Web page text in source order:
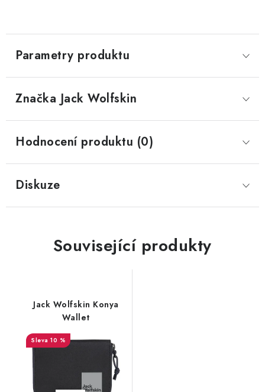
Parametry produktu
Značka Jack Wolfskin
Hodnocení produktu (0)
Diskuze
Související produkty
Jack Wolfskin Konya
Wallet
10 %